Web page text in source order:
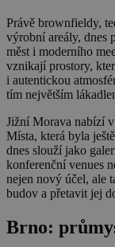
Právě brownfieldy,
výrobní areály, dnes
měst i moderního
vznikají prostory,
i autentickou
tím největším
Jižní Morava nabízí
Místa, která byla
dnes slouží jako
konferenční venues
nejen nový účel, ale
budov a přetavit jej
Brno: